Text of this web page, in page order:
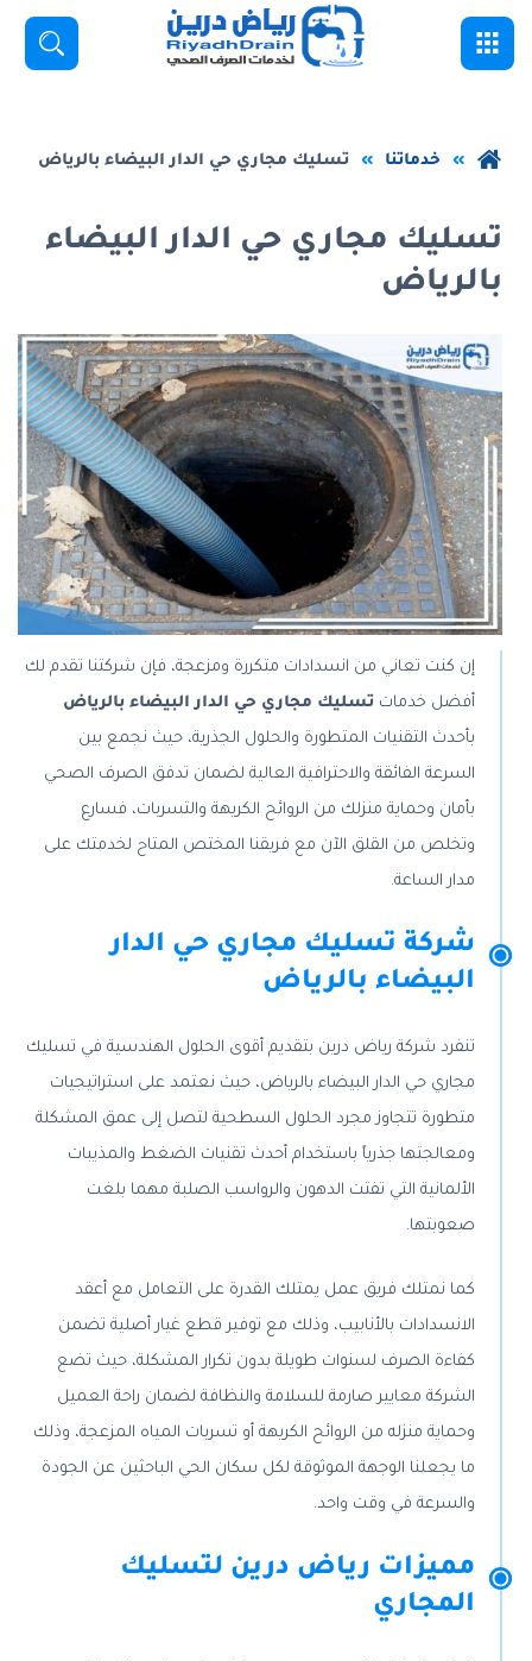
تخطي
الصفحة
الرئيسية
خدماتنا تسليك مجاري حي الدار البيضاء بالرياض
تسليك مجاري حي الدار البيضاء
بالرياض
إن كنت تعاني من انسدادات متكررة ومزعجة، فإن شركتنا تقدم لك
أفضل خدمات تسليك مجاري حي الدار البيضاء بالرياض
بأحدث التقنيات المتطورة والحلول الجذرية، حيث نجمع بين
السرعة الفائقة والاحترافية العالية لضمان تدفق الصرف الصحي
بأمان وحماية منزلك من الروائح الكريهة والتسربات، فسارع
وتخلص من القلق الآن مع فريقنا المختص المتاح لخدمتك على
مدار الساعة.
شركة تسليك مجاري حي الدار
البيضاء بالرياض
تنفرد شركة رياض درين بتقديم أقوى الحلول الهندسية في تسليك
مجاري حي الدار البيضاء بالرياض، حيث نعتمد على استراتيجيات
متطورة تتجاوز مجرد الحلول السطحية لتصل إلى عمق المشكلة
ومعالجتها جذرياً باستخدام أحدث تقنيات الضغط والمذيبات
الألمانية التي تفتت الدهون والرواسب الصلبة مهما بلغت
صعوبتها.
كما نمتلك فريق عمل يمتلك القدرة على التعامل مع أعقد
الانسدادات بالأنابيب، وذلك مع توفير قطع غيار أصلية تضمن
كفاءة الصرف لسنوات طويلة بدون تكرار المشكلة، حيث تضع
الشركة معايير صارمة للسلامة والنظافة لضمان راحة العميل
وحماية منزله من الروائح الكريهة أو تسربات المياه المزعجة، وذلك
ما يجعلنا الوجهة الموثوقة لكل سكان الحي الباحثين عن الجودة
والسرعة في وقت واحد.
مميزات رياض درين لتسليك
المجاري